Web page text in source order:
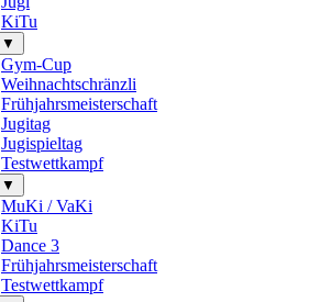
KiTu
▼
Gym-Cup
Weihnachtschränzli
Frühjahrsmeisterschaft
Jugitag
Jugispieltag
Testwettkampf
▼
MuKi / VaKi
KiTu
Dance 3
Frühjahrsmeisterschaft
Testwettkampf